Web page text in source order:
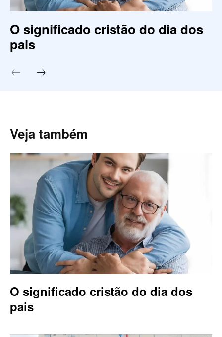
O significado cristão do dia dos
pais
Veja também
O significado cristão do dia dos
pais